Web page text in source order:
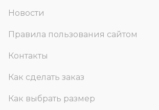
Новости
Правила пользования сайтом
Контакты
Как сделать заказ
Как выбрать размер